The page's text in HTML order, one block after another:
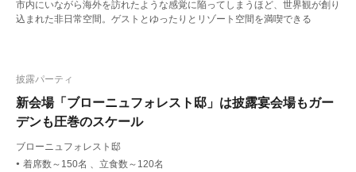
市内にいながら海外を訪れたような感覚に陥ってしまうほど、世界観が創り
込まれた非日常空間。ゲストとゆったりとリゾート空間を満喫できる
新会場「ブローニュフォレスト邸」は披露宴会場もガー
デンも圧巻のスケール
披露パーティ
ブローニュフォレスト邸
● 着席数～150名 、立食数～120名